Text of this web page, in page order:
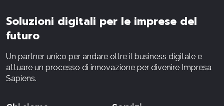
Soluzioni digitali per le imprese del
futuro
Un partner unico per andare oltre il business digitale e
attuare un processo di innovazione per divenire Impresa
Sapiens.